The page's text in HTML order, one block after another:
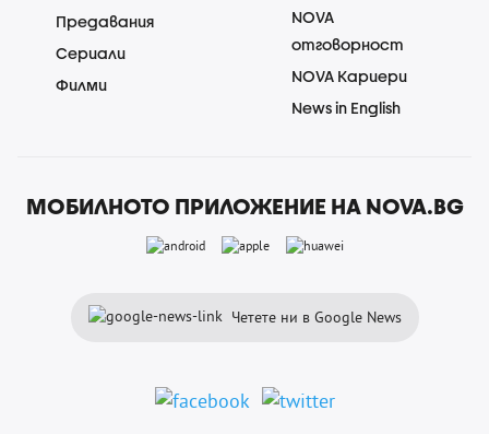
Предавания
Сериали
Филми
NOVA
отговорност
NOVA Кариери
News in English
МОБИЛНОТО ПРИЛОЖЕНИЕ НА NOVA.BG
Четете ни в Google News